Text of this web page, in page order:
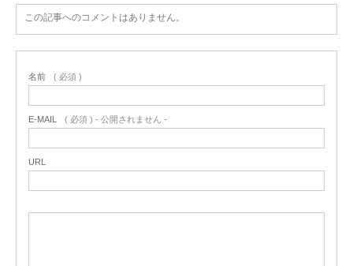
この記事へのコメントはありません。
名前 ( 必須 )
E-MAIL ( 必須 ) - 公開されません -
URL